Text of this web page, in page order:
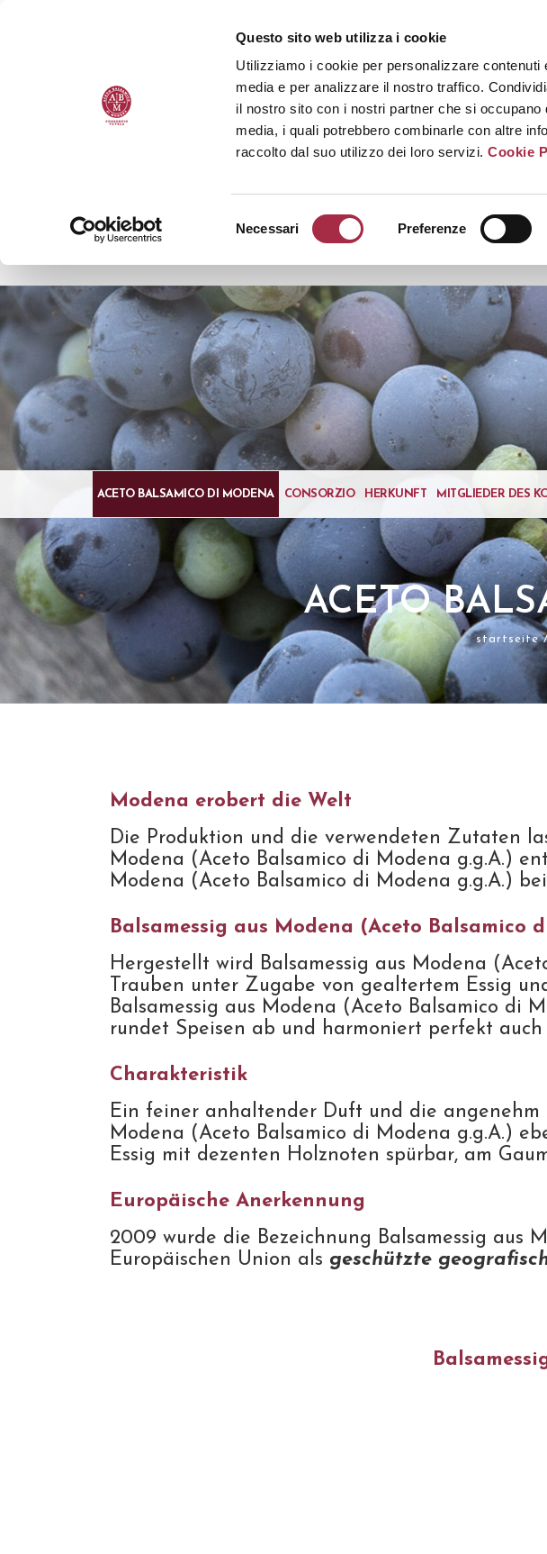
Questo sito web utilizza i cookie
Utilizziamo i cookie per personalizzare
media e per analizzare il nostro traffico.
il nostro sito con i nostri partner che si
media, i quali potrebbero combinarle con altre
raccolto dal suo utilizzo dei loro servizi.Cookie
Necessari Preferenze
ACETO
startseite/
ACETO BALSAMICO DI MODENA CONSORZIO HERKUNFT MITGLIEDER DES
Modena erobert die Welt
Die Produktion und die verwendeten Zutaten
Modena (Aceto Balsamico di Modena g.g.A.)
Modena (Aceto Balsamico di Modena g.g.A.)
Balsamessig aus Modena (Aceto Balsamico
Hergestellt wird Balsamessig aus Modena
Trauben unter Zugabe von gealtertem Essig
Balsamessig aus Modena (Aceto Balsamico di
rundet Speisen ab und harmoniert perfekt
Charakteristik
Ein feiner anhaltender Duft und die angenehm
Modena (Aceto Balsamico di Modena g.g.A.)
Essig mit dezenten Holznoten spürbar, am
Europäische Anerkennung
2009 wurde die Bezeichnung Balsamessig aus
Europäischen Union als geschützte